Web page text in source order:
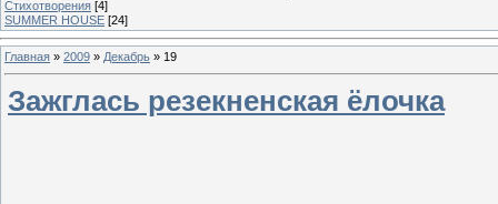
Стихотворения [4]
SUMMER HOUSE [24]
Главная » 2009 » Декабрь » 19
Зажглась резекненская ёлочка